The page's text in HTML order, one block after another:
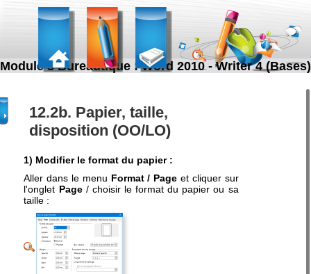
Module 3 Bureautique : Word 2010 - Writer 4 (Bases)
12.2b. Papier, taille,
disposition (OO/LO)
1) Modifier le format du papier :
Aller dans le menu Format / Page et cliquer sur
l'onglet Page/ choisir le format du papier ou sa
taille :